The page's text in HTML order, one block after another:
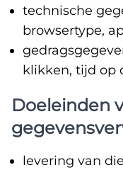
technische
browsertype,
klikken, tijd op
Doeleinden
levering van